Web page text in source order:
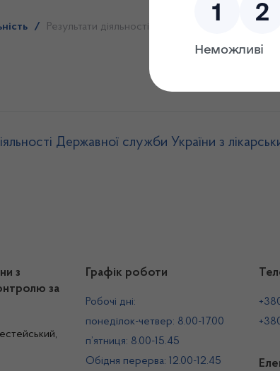
/ Результати діяльності
Державної служби України з
з
за
Графік роботи
Робочі дні:
понеділок-четвер: 8.00-17.00
п’ятниця: 8.00-15.45
Обідня перерва: 12.00-12.45